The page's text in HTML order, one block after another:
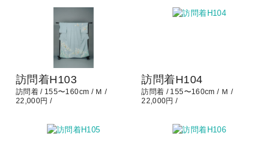
訪問着H103
訪問着 155〜160cm
Ｍ
22,000円
訪問着H104
訪問着 155〜160cm
Ｍ
22,000円